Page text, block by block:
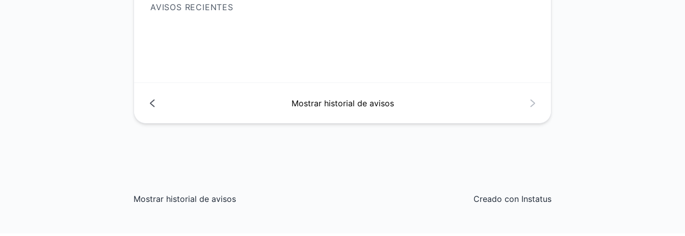
AVISOS RECIENTES
Mostrar historial de avisos
Mostrar historial de avisos Creado conInstatus